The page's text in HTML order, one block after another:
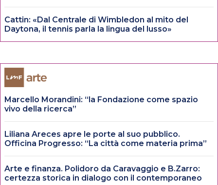
Cattin: «Dal Centrale di Wimbledon al mito del
Daytona, il tennis parla la lingua del lusso»
Marcello Morandini: “la Fondazione come spazio
vivo della ricerca”
Liliana Areces apre le porte al suo pubblico.
Officina Progresso: “La città come materia prima”
Arte e finanza. Polidoro da Caravaggio e B.Zarro:
certezza storica in dialogo con il contemporaneo